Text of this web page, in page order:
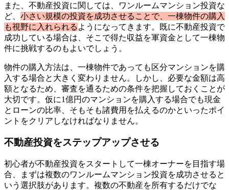
また、不動産投資に関しては、ワンルームマンション投資な
ど、 小さい規模の投資を成功させることで、一棟物件の購入
も視野に入れられる ようになってきます。既に不動産投資で
成功している場合は、そこで得た収益を軍資金として一棟物
件に挑戦するのもよいでしょう。
物件の購入方法は、一棟物件であっても区分マンションを購
入する場合と大きく変わりません。しかし、必要な金額は高
額となるため、審査を通るための条件を把握しておくことが
大切です。仮に1億円のマンションを購入する場合でも現金
とローンの比率、そもそも諸費用を払えるのかといったポイ
ントをクリアしなければなりません。
不動産投資をステップアップさせる
初心者が不動産投資をスタートして一棟オーナーを目指す場
合、まずは複数のワンルームマンション投資を成功させると
いう選択肢があります。複数の不動産を所有するだけでな